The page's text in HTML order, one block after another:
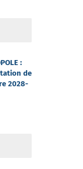
:
de
2028-